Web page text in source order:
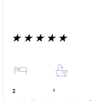
★ ★ ★ ★ ★
2 1